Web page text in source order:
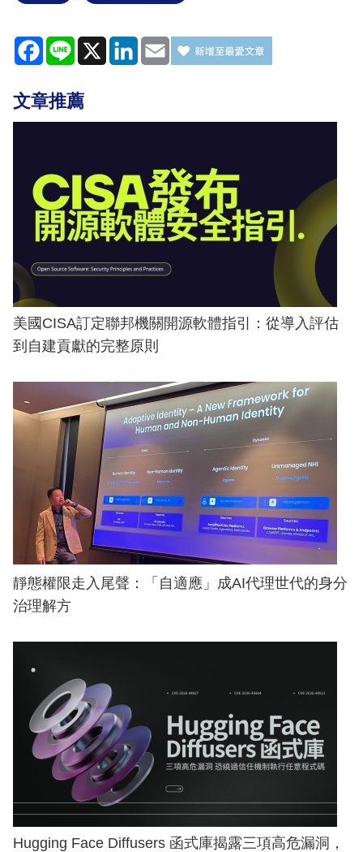
Facebook
Line X LinkedIn
Email
文章推薦
美國CISA訂定聯邦機關開源軟體指引：從導入評估
到自建貢獻的完整原則
靜態權限走入尾聲：「自適應」成AI代理世代的身分
治理解方
Hugging Face Diffusers 函式庫揭露三項高危漏洞，